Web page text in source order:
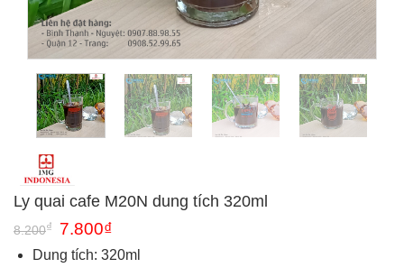
Ly quai cafe M20N dung tích 320ml
8.200₫
Giá
gốc
là:
8.200₫.
7.800₫
tại
là:
Dung tích: 320ml